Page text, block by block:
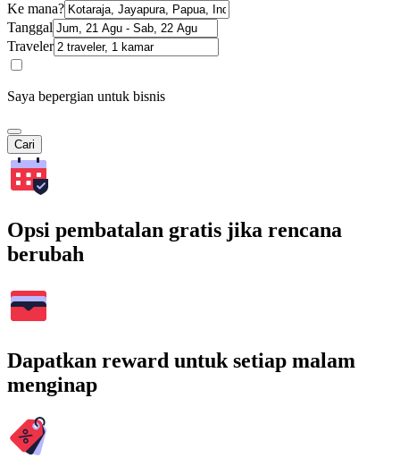
Ke mana?
Tanggal
Traveler
Saya bepergian untuk bisnis
Cari
Opsi pembatalan gratis jika rencana
berubah
Dapatkan reward untuk setiap malam
menginap